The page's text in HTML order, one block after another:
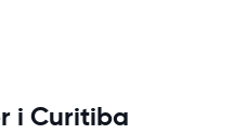
i Curitiba